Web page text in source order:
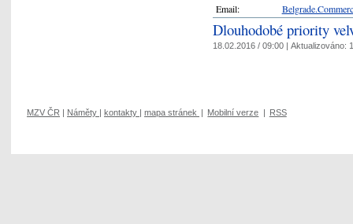
Email:
Dlouhodobé priority
18.02.2016 / 09:00 | Aktualizováno:
MZV ČR Náměty kontakty mapa stránek Mobilní verze RSS